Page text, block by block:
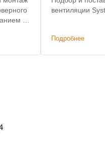
в
вентиляции
Подробнее